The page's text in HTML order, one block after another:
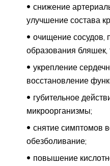
снижение
улучшение состава
очищение сосудов,
образования бляшек,
укрепление
восстановление
губительное
микроорганизмы;
снятие симптомов
обезболивание;
повышение